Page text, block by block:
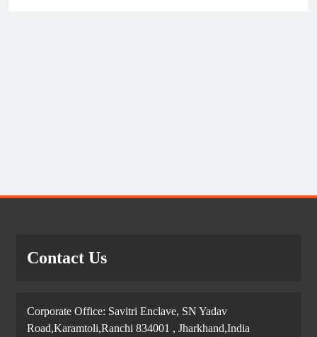
Contact Us
Corporate Office: Savitri Enclave, SN Yadav
Road,Karamtoli,Ranchi 834001 , Jharkhand,India